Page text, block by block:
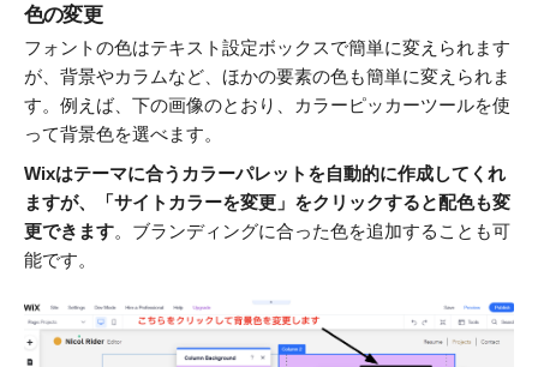
色の変更
フォントの色はテキスト設定ボックスで簡単に変えられます
が、背景やカラムなど、ほかの要素の色も簡単に変えられま
す。例えば、下の画像のとおり、カラーピッカーツールを使
って背景色を選べます。
Wixはテーマに合うカラーパレットを自動的に作成してくれ
ますが、「サイトカラーを変更」をクリックすると配色も変
更できます。ブランディングに合った色を追加することも可
能です。